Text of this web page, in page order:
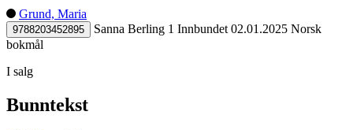
Grund, Maria
9788203452895 Sanna Berling 1 Innbundet 02.01.2025 Norsk
bokmål
I salg
Bunntekst